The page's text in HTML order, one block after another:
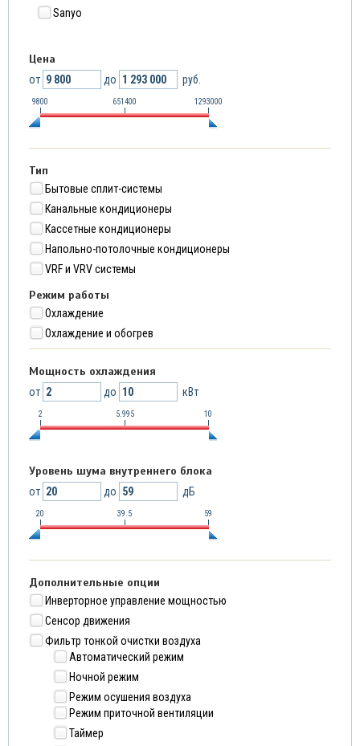
Sanyo
Цена
от до руб.
9800 651400 1293000
Тип
Бытовые сплит-системы
Канальные кондиционеры
Кассетные кондиционеры
Напольно-потолочные кондиционеры
VRF и VRV системы
Режим работы
Охлаждение
Охлаждение и обогрев
Мощность охлаждения
от до кВт
2 5.995 10
Уровень шума внутреннего блока
от до дБ
20 39.5 59
Дополнительные опции
Инверторное управление мощностью
Сенсор движения
Фильтр тонкой очистки воздуха
Автоматический режим
Ночной режим
Режим осушения воздуха
Режим приточной вентиляции
Таймер